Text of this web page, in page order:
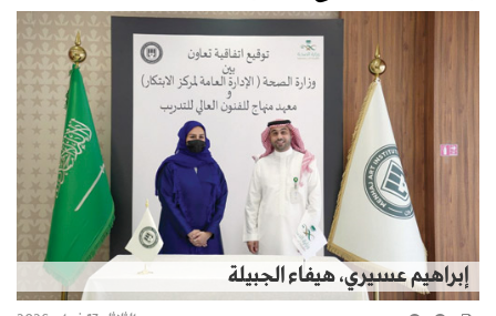
إبراهيم عسيري، هيفاء الجبيلة